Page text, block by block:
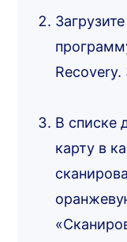
Recovery.
В списке
карту в